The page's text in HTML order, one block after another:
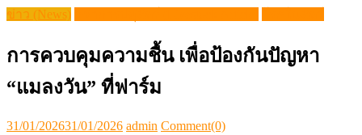
ข่าว (News)
การควบคุมความชื้น เพื่อป้องกันปัญหา
“แมลงวัน” ที่ฟาร์ม
Posted
31/01/202631/01/2026 Author
admin Comment(0)